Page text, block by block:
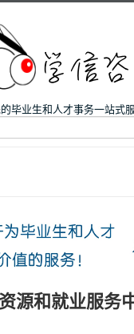
毕业生和人才事务一站式
源和就业服务